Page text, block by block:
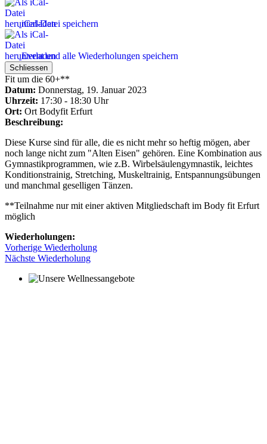
iCal-Datei speichern
Event und alle Wiederholungen speichern
Schliessen
Fit um die 60+**
Datum: Donnerstag, 19. Januar 2023
Uhrzeit: 17:30 - 18:30 Uhr
Ort: Ort Bodyfit Erfurt
Beschreibung:
Diese Kurse sind für alle, die es nicht mehr so heftig mögen, aber
noch lange nicht zum "Alten Eisen" gehören. Eine Kombination aus
Gymnastikprogrammen, wie z.B. Wirbelsäulengymnastik, leichtes
Konditionstrainig, Stretching, Muskeltrainig, Entspannungsübungen
und manchmal geselligen Tänzen.
**Teilnahme nur mit einer aktiven Mitgliedschaft im Body fit Erfurt
möglich
Wiederholungen:
Vorherige Wiederholung
Nächste Wiederholung